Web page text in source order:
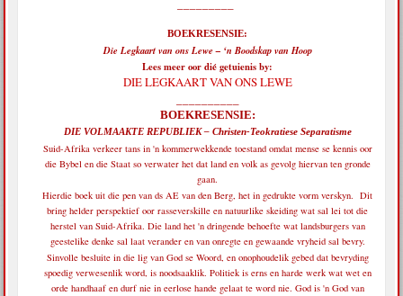
BOEKRESENSIE:
Die Legkaart van ons Lewe – ‘n Boodskap van Hoop
Lees meer oor dié getuienis by:
DIE LEGKAART VAN ONS LEWE
BOEKRESENSIE:
DIE VOLMAAKTE REPUBLIEK – Christen-Teokratiese Separatisme
Suid-Afrika verkeer tans in 'n kommerwekkende toestand omdat mense se kennis oor
die Bybel en die Staat so verwater het dat land en volk as gevolg hiervan ten gronde
gaan.
Hierdie boek uit die pen van ds AE van den Berg, het in gedrukte vorm verskyn. Dit
bring helder perspektief oor rasseverskille en natuurlike skeiding wat sal lei tot die
herstel van Suid-Afrika. Die land het 'n dringende behoefte wat landsburgers van
geestelike denke sal laat verander en van onregte en gewaande vryheid sal bevry.
Sinvolle besluite in die lig van God se Woord, en onophoudelik gebed dat bevryding
spoedig verwesenlik word, is noodsaaklik. Politiek is erns en harde werk wat wet en
orde handhaaf en durf nie in eerlose hande gelaat te word nie. God is 'n God van